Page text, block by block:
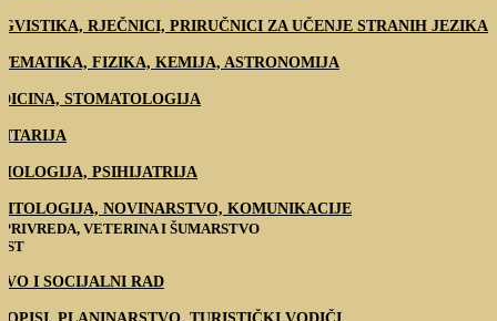
RJEČNICI, PRIRUČNICI ZA UČENJE STRANIH JEZIKA
FIZIKA, KEMIJA, ASTRONOMIJA
STOMATOLOGIJA
PSIHIJATRIJA
NOVINARSTVO, KOMUNIKACIJE
VETERINA I ŠUMARSTVO
I SOCIJALNI RAD